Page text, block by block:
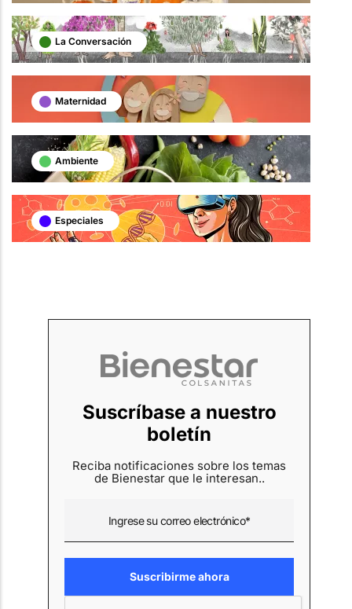
La Conversación
Maternidad
Ambiente
Especiales
Suscríbase a nuestro
boletín
Reciba notificaciones sobre los temas
de Bienestar que le interesan..